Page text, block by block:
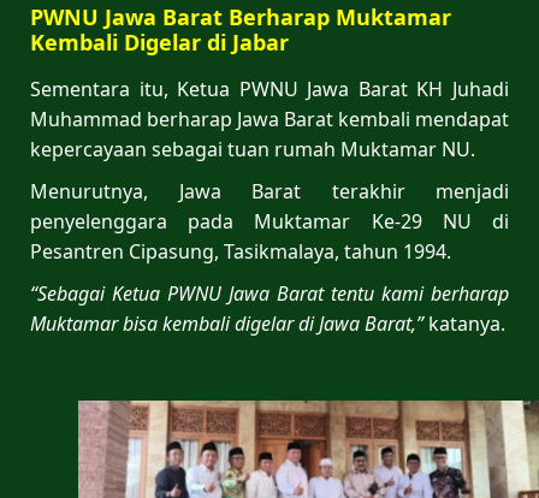
PWNU Jawa Barat Berharap Muktamar
Kembali Digelar di Jabar
Sementara itu, Ketua PWNU Jawa Barat KH Juhadi
Muhammad berharap Jawa Barat kembali mendapat
kepercayaan sebagai tuan rumah Muktamar NU.
Menurutnya, Jawa Barat terakhir menjadi
penyelenggara pada Muktamar Ke-29 NU di
Pesantren Cipasung, Tasikmalaya, tahun 1994.
“Sebagai Ketua PWNU Jawa Barat tentu kami berharap
Muktamar bisa kembali digelar di Jawa Barat,”katanya.